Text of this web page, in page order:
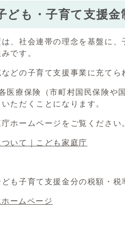
ども・子育て支援
は、社会連帯の理念を基盤に
です。
どの子育て支援事業に充てら
医療保険（市町村国民保険や
ただくことになります。
ホームページをご覧ください
いて｜こども家庭庁
も子育て支援金分の税額・
ームページ